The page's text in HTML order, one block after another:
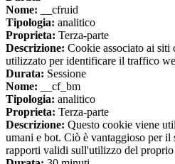
Nome: __cfruid
Tipologia: analitico
Proprieta: Terza-parte
Descrizione: Cookie associato ai
utilizzato per identificare il traffico
Durata: Sessione
Nome: __cf_bm
Tipologia: analitico
Proprieta: Terza-parte
Descrizione: Questo cookie viene
umani e bot. Ciò è vantaggioso per
rapporti validi sull'utilizzo del proprio